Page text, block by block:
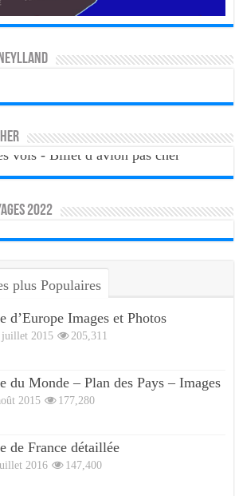
2022
plus Populaires
d’Europe Images et Photos
juillet 2015 205,311
du Monde – Plan des Pays – Images
2015 177,280
de France détaillée
2016 147,400